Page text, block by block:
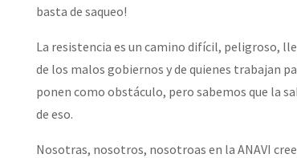
[25 abr – CDMX] Tokín por el CNI: 30 años de
basta de saqueo!
La resistencia es un camino difícil, peligroso,
de los malos gobiernos y de quienes trabajan
ponen como obstáculo, pero sabemos que la
de eso.
Nosotras, nosotros, nosotroas en la ANAVI